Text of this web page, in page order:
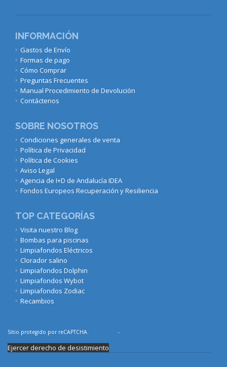
INFORMACIÓN
Gastos de Envío
Formas de pago
Cómo Comprar
Preguntas Frecuentes
Manual Procedimiento de Devolución
Contáctenos
SOBRE NOSOTROS
Condiciones generales de venta
Política de Privacidad
Política de Cookies
Aviso Legal
Agencia de I+D de Andalucía IDEA
Fondos Europeos Recuperación y Resiliencia
TOP CATEGORÍAS
Visita nuestro Blog
Bombas para piscinas
Limpiafondos Eléctricos
Clorador salino
Limpiafondos Dolphin
Limpiafondos Wybot
Limpiafondos Zodiac
Recambios
Sitio protegido por reCAPTCHA. -
Ejercer derecho de desistimiento